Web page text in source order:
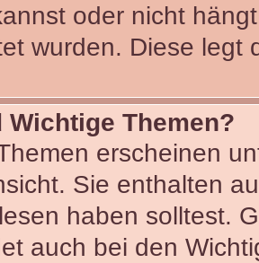
oder nicht
wurden. Diese legt
Wichtige Themen?
erscheinen
Sie enthalten
haben solltest.
auch bei den